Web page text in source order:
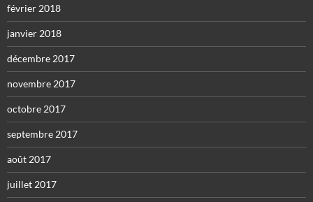
février 2018
janvier 2018
décembre 2017
novembre 2017
octobre 2017
septembre 2017
août 2017
juillet 2017